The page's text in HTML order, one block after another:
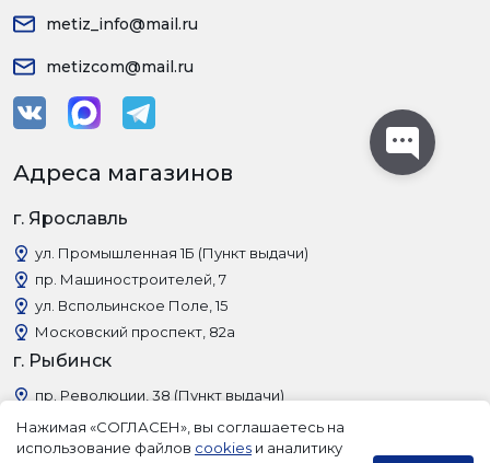
metiz_info@mail.ru
metizcom@mail.ru
Адреса магазинов
г. Ярославль
ул. Промышленная 1Б (Пункт выдачи)
пр. Машиностроителей, 7
ул. Вспольинское Поле, 15
Московский проспект, 82а
г. Рыбинск
пр. Революции, 38 (Пункт выдачи)
Нажимая «СОГЛАСЕН», вы соглашаетесь на
использование файлов cookies и аналитику